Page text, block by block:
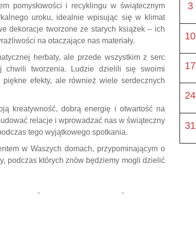
pomysłowości i recyklingu w świątecznym
uroku, idealnie wpisując się w klimat
dekoracje tworzone ze starych książek – ich
na otaczające nas materiały.
herbaty, ale przede wszystkim z serc
chwili tworzenia. Ludzie dzielili się swoimi
efekty, ale również wiele serdecznych
kreatywność, dobrą energię i otwartość na
relacje i wprowadzać nas w świąteczny
tego wyjątkowego spotkania.
w Waszych domach, przypominającym o
podczas których znów będziemy mogli dzielić
3
10
17
24
31